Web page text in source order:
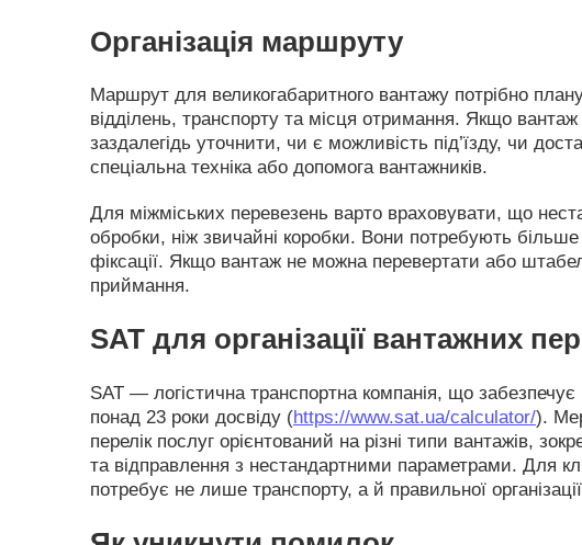
Організація маршруту
Маршрут для великогабаритного вантажу потрібно
відділень, транспорту та місця отримання. Якщо
заздалегідь уточнити, чи є можливість під’їзду, чи
спеціальна техніка або допомога вантажників.
Для міжміських перевезень варто враховувати, що
обробки, ніж звичайні коробки. Вони потребують
фіксації. Якщо вантаж не можна перевертати або
приймання.
SAT для організації вантажних
SAT — логістична транспортна компанія, що забезпечує
понад 23 роки досвіду (https://www.sat.ua/calculator/).
перелік послуг орієнтований на різні типи вантажів,
та відправлення з нестандартними параметрами. Для
потребує не лише транспорту, а й правильної